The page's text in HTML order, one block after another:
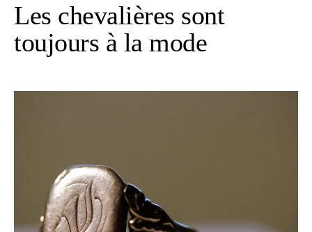
Les chevalières sont
toujours à la mode